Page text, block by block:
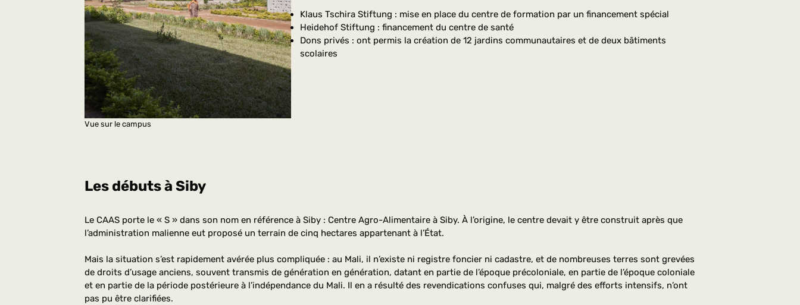
Vue sur le campus
Klaus Tschira Stiftung : mise en place du centre de formation par un financement spécial
Heidehof Stiftung : financement du centre de santé
Dons privés : ont permis la création de 12 jardins communautaires et de deux bâtiments
scolaires
Les débuts à Siby
Le CAAS porte le « S » dans son nom en référence à Siby : Centre Agro-Alimentaire à Siby. À l’origine, le centre devait y être construit après que
l’administration malienne eut proposé un terrain de cinq hectares appartenant à l’État.
Mais la situation s’est rapidement avérée plus compliquée : au Mali, il n’existe ni registre foncier ni cadastre, et de nombreuses terres sont grevées
de droits d’usage anciens, souvent transmis de génération en génération, datant en partie de l’époque précoloniale, en partie de l’époque coloniale
et en partie de la période postérieure à l’indépendance du Mali. Il en a résulté des revendications confuses qui, malgré des efforts intensifs, n’ont
pas pu être clarifiées.